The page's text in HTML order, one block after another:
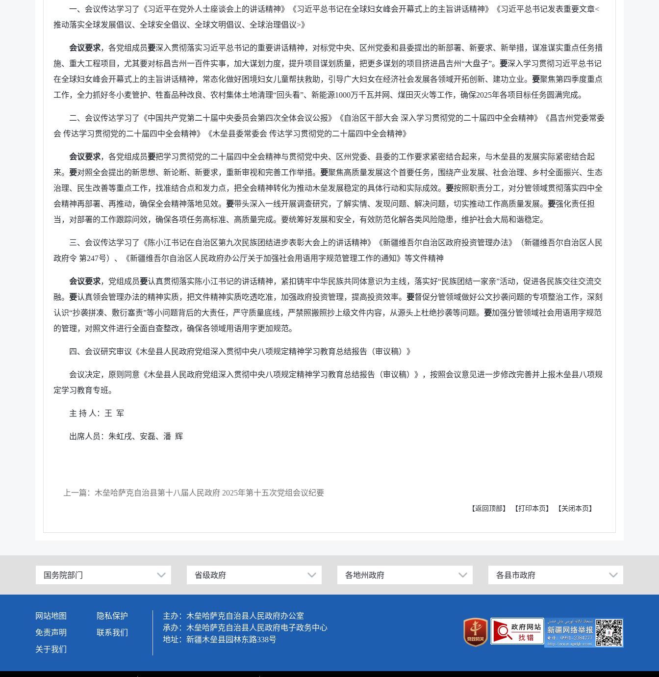
一、会议传达学习了《习近平在党外人士座谈会上的讲话精神》《习近平总书记在全球妇女峰会开幕式上的主旨讲话精神》《习近平总书记发表重要文章<
推动落实全球发展倡议、全球安全倡议、全球文明倡议、全球治理倡议>》
会议要求，各党组成员要深入贯彻落实习近平总书记的重要讲话精神，对标党中央、区州党委和县委提出的新部署、新要求、新举措，谋准谋实重点任务措
施、重大工程项目，尤其要对标昌吉州一百件实事，加大谋划力度，提升项目谋划质量，把更多谋划的项目挤进昌吉州“大盘子”。 要深入学习贯彻习近平总书记
在全球妇女峰会开幕式上的主旨讲话精神，常态化做好困境妇女儿童帮扶救助，引导广大妇女在经济社会发展各领域开拓创新、建功立业。 要聚焦第四季度重点
工作，全力抓好冬小麦管护、牲畜品种改良、农村集体土地清理“回头看”、新能源1000万千瓦并网、煤田灭火等工作，确保2025年各项目标任务圆满完成。
二、会议传达学习了《中国共产党第二十届中央委员会第四次全体会议公报》《自治区干部大会 深入学习贯彻党的二十届四中全会精神》《昌吉州党委常委
会 传达学习贯彻党的二十届四中全会精神》《木垒县委常委会 传达学习贯彻党的二十届四中全会精神》
会议要求，各党组成员要把学习贯彻党的二十届四中全会精神与贯彻党中央、区州党委、县委的工作要求紧密结合起来，与木垒县的发展实际紧密结合起
来。 要对照全会提出的新思想、新论断、新要求，重新审视和完善工作举措。 要聚焦高质量发展这个首要任务，围绕产业发展、社会治理、乡村全面振兴、生态
治理、民生改善等重点工作，找准结合点和发力点，把全会精神转化为推动木垒发展稳定的具体行动和实际成效。 要按照职责分工，对分管领域贯彻落实四中全
会精神再部署、再推动，确保全会精神落地见效。 要带头深入一线开展调查研究，了解实情、发现问题、解决问题，切实推动工作高质量发展。 要强化责任担
当，对部署的工作跟踪问效，确保各项任务高标准、高质量完成。要统筹好发展和安全，有效防范化解各类风险隐患，维护社会大局和谐稳定。
三、会议传达学习了《陈小江书记在自治区第九次民族团结进步表彰大会上的讲话精神》《新疆维吾尔自治区政府投资管理办法》（新疆维吾尔自治区人民
政府令 第247号）、《新疆维吾尔自治区人民政府办公厅关于加强社会用语用字规范管理工作的通知》等文件精神
会议要求，党组成员要认真贯彻落实陈小江书记的讲话精神，紧扣铸牢中华民族共同体意识为主线，落实好“民族团结一家亲”活动，促进各民族交往交流交
融。 要认真领会管理办法的精神实质，把文件精神实质吃透吃准，加强政府投资管理，提高投资效率。 要督促分管领域做好公文抄袭问题的专项整治工作，深刻
认识“抄袭拼凑、敷衍塞责”等小问题背后的大责任，严守质量底线，严禁照搬照抄上级文件内容，从源头上杜绝抄袭等问题。 要加强分管领域社会用语用字规范
的管理，对照文件进行全面自查整改，确保各领域用语用字更加规范。
四、会议研究审议《木垒县人民政府党组深入贯彻中央八项规定精神学习教育总结报告（审议稿）》
会议决定，原则同意《木垒县人民政府党组深入贯彻中央八项规定精神学习教育总结报告（审议稿）》，按照会议意见进一步修改完善并上报木垒县八项规
定学习教育专班。
主 持 人：王 军
出席人员：朱虹戌、安磊、潘 辉
上一篇：木垒哈萨克自治县第十八届人民政府 2025年第十五次党组会议纪要
【返回顶部】 【打印本页】 【关闭本页】
国务院部门
公安部
教育部
省级政府
北京
广东
天津
各地州政府
乌鲁木齐市
各县市政府
昌吉市
玛纳斯县
呼图壁县
网站地图
隐私保护
免责声明
联系我们
关于我们
主办：木垒哈萨克自治县人民政府办公室
承办：木垒哈萨克自治县人民政府电子政务中心
地址：新疆木垒县园林东路338号